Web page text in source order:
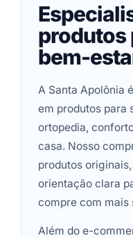
produtos
bem-
A Santa Apolônia
em produtos para
ortopedia,
casa. Nosso
produtos
orientação clara
compre com mais
Além do e-